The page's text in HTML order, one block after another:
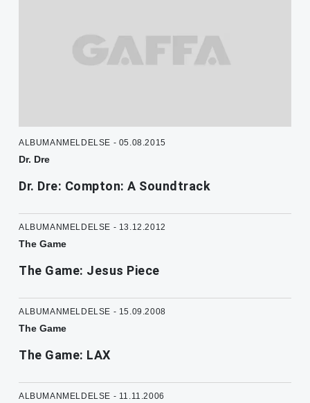
ALBUMANMELDELSE - 05.08.2015
Dr. Dre
Dr. Dre: Compton: A Soundtrack
ALBUMANMELDELSE - 13.12.2012
The Game
The Game: Jesus Piece
ALBUMANMELDELSE - 15.09.2008
The Game
The Game: LAX
ALBUMANMELDELSE - 11.11.2006